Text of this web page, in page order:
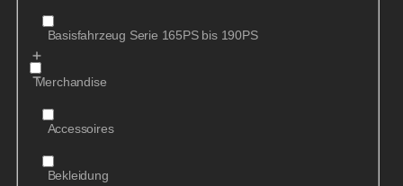
Basisfahrzeug Serie 165PS bis 190PS
Merchandise
Accessoires
Bekleidung